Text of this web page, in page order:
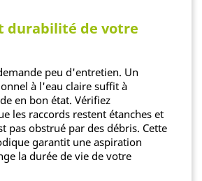
durabilité de votre
peu d'entretien. Un
à l'eau claire suffit à
en bon état. Vérifiez
les raccords restent étanches et
pas obstrué par des débris. Cette
garantit une aspiration
la durée de vie de votre